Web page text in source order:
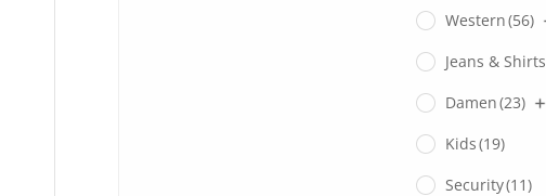
Western(56)
Jeans & Shirts
Damen(23)
Kids(19)
Security(11)